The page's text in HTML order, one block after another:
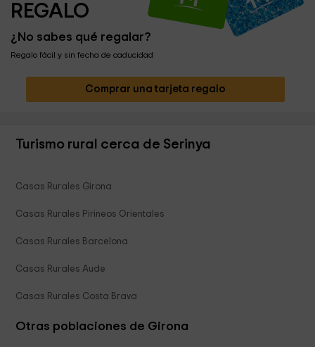
REGALO
¿No sabes qué regalar?
Regalo fácil y sin fecha de caducidad
Comprar una tarjeta regalo
Turismo rural cerca de Serinya
Casas Rurales Girona
Casas Rurales Pirineos Orientales
Casas Rurales Barcelona
Casas Rurales Aude
Casas Rurales Costa Brava
Otras poblaciones de Girona